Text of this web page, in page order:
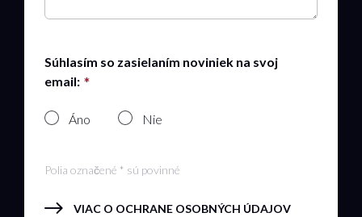
Súhlasím so zasielaním noviniek na svoj
email:
Áno Nie
Polia označené * sú povinné
VIAC O OCHRANE OSOBNÝCH ÚDAJOV